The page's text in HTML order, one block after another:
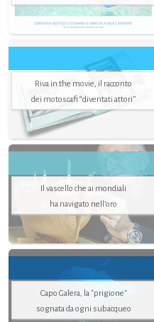
Riva in the movie, il racconto
dei motoscafi “diventati attori”
Il vascello che ai mondiali
ha navigato nell’oro
Capo Galera, la "prigione"
sognata da ogni subacqueo